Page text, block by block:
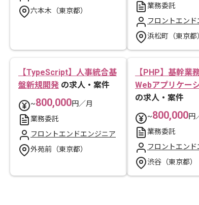
六本木（東京都）
業務委託
フロントエン
浜松町（東京都
【TypeScript】人事統合基
盤新規開発 の求人・案件
~800,000円／月
業務委託
フロントエンドエンジニア
外苑前（東京都）
【PHP】基幹業
Webアプリケー
の求人・案件
~800,000円
業務委託
フロントエン
渋谷（東京都）